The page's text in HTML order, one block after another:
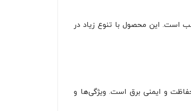
است. این محصول با تنوع زیاد در
و ایمنی برق است. ویژگی‌ها و